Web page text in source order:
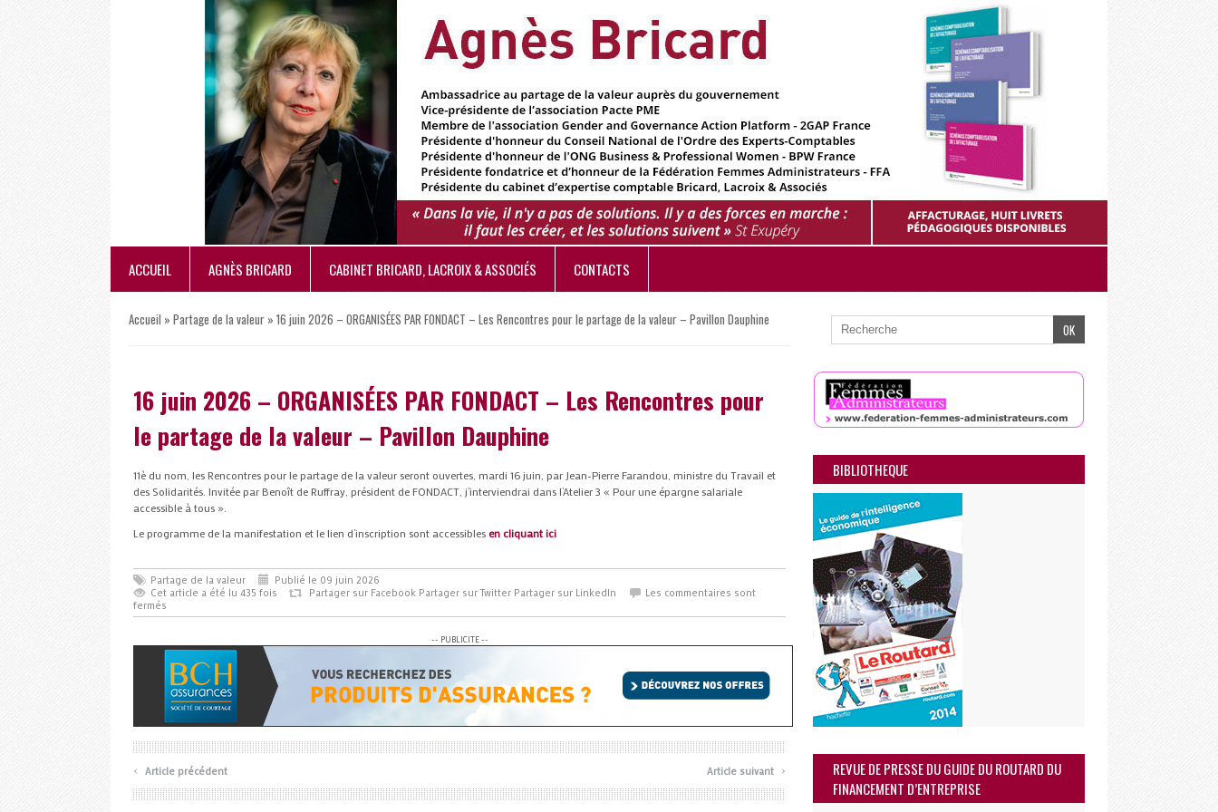
ACCUEIL AGNÈS BRICARD CABINET BRICARD, LACROIX & ASSOCIÉS CONTACTS
Accueil » Partage de la valeur » 16 juin 2026 – ORGANISÉES PAR FONDACT – Les Rencontres pour le partage de la valeur – Pavillon Dauphine
16 juin 2026 – ORGANISÉES PAR FONDACT – Les Rencontres pour
le partage de la valeur – Pavillon Dauphine
11è du nom, les Rencontres pour le partage de la valeur seront ouvertes, mardi 16 juin, par Jean-Pierre Farandou, ministre du Travail et
des Solidarités. Invitée par Benoît de Ruffray, président de FONDACT, j’interviendrai dans l’Atelier 3 « Pour une épargne salariale
accessible à tous ».
Le programme de la manifestation et le lien d’inscription sont accessibles en cliquant ici
Partage de la valeur
Publié le 09 juin 2026
Cet article a été lu 435 fois
Partager sur Facebook Partager sur Twitter Partager sur LinkedIn
Les commentaires sont
fermés
-- PUBLICITE --
‹ Article précédent Article suivant ›
BIBLIOTHEQUE
REVUE DE PRESSE DU GUIDE DU ROUTARD DU
FINANCEMENT D’ENTREPRISE